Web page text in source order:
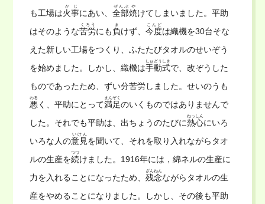
も工場は火事
かじ
にあい、全部
ぜんぶ
焼
や
けてしまいました。平助
はそのような苦労
くろう
にも負
ま
けず、今度
こんど
は織機を30台そな
えた新しい工場をつくり、ふたたびタオルのせいぞう
を始めました。しかし、織機は手動式
しゅどうしき
で、改ぞうした
ものであったため、ずい分苦労しました。せいのうも
悪
わる
く、平助にとって満足
まんぞく
のいくものではありませんで
した。それでも平助は、出ちょうのたびに熱心
ねっしん
にいろ
いろな人の意見
いけん
を聞いて、それを取り入れながらタオ
ルの生産を続
つづ
けました。1916年には，綿ネルの生産に
力を入れることになったため、残念
ざんねん
ながらタオルの生
産をやめることになりました。しかし、その後も平助